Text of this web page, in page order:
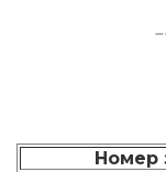
Номер